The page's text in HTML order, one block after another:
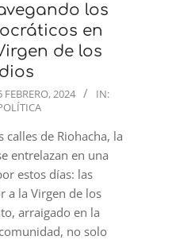
los
en
de los
FEBRERO, 2024
IN:
calles de Riohacha, la
entrelazan en una
estos días: las
a la Virgen de los
arraigado en la
no solo